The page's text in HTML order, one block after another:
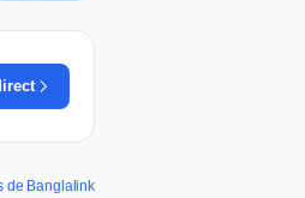
de Banglalink